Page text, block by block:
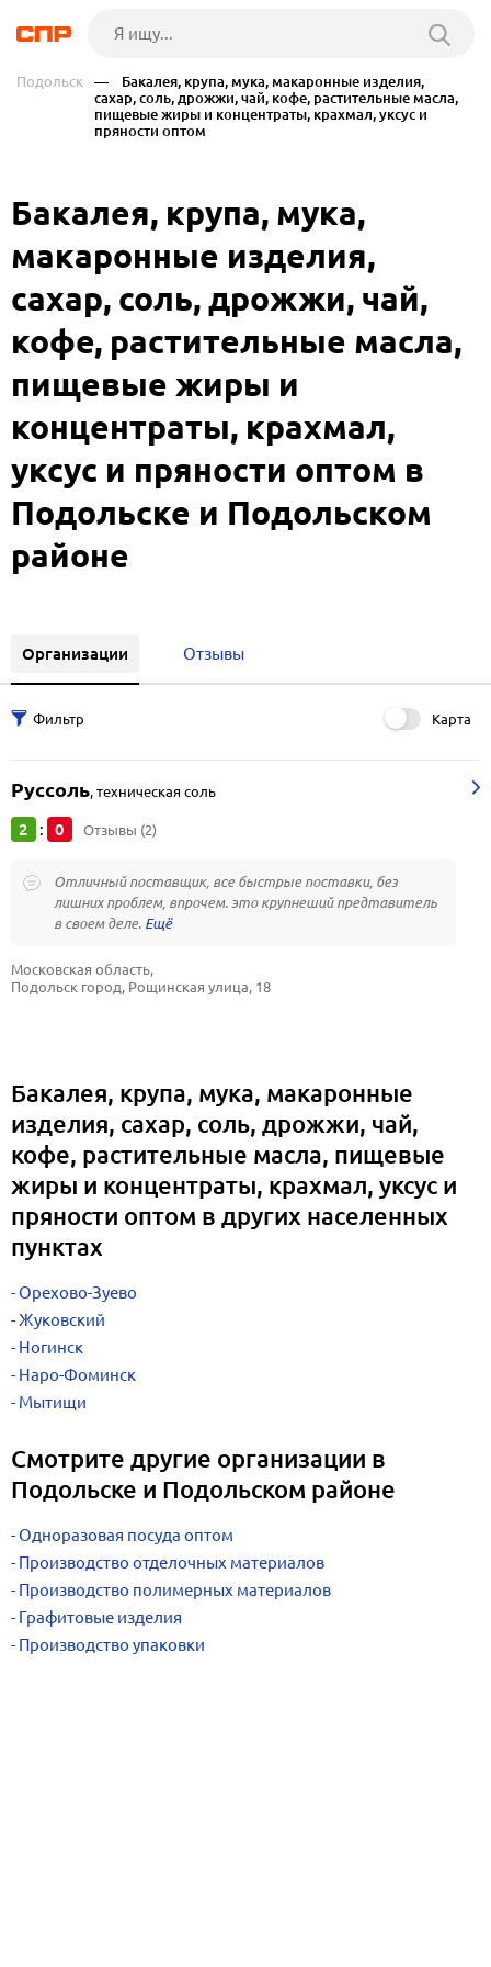
Подольск
— Бакалея, крупа, мука, макаронные изделия,
сахар, соль, дрожжи, чай, кофе, растительные масла,
пищевые жиры и концентраты, крахмал, уксус и
пряности оптом
Бакалея, крупа, мука,
макаронные изделия,
сахар, соль, дрожжи, чай,
кофе, растительные масла,
пищевые жиры и
концентраты, крахмал,
уксус и пряности оптом в
Подольске и Подольском
районе
Организации Отзывы
Карта
Руссоль,техническая соль
2 : 0 Отзывы (2)
Отличный поставщик, все быстрые поставки, без
лишних проблем, впрочем. это крупнеший предтавитель
в своем деле.
Московская область,
Подольск город, Рощинская улица, 18
Бакалея, крупа, мука, макаронные
изделия, сахар, соль, дрожжи, чай,
кофе, растительные масла, пищевые
жиры и концентраты, крахмал, уксус и
пряности оптом в других населенных
пунктах
Орехово-Зуево
Жуковский
Ногинск
Наро-Фоминск
Мытищи
Смотрите другие организации в
Подольске и Подольском районе
Одноразовая посуда оптом
Производство отделочных материалов
Производство полимерных материалов
Графитовые изделия
Производство упаковки